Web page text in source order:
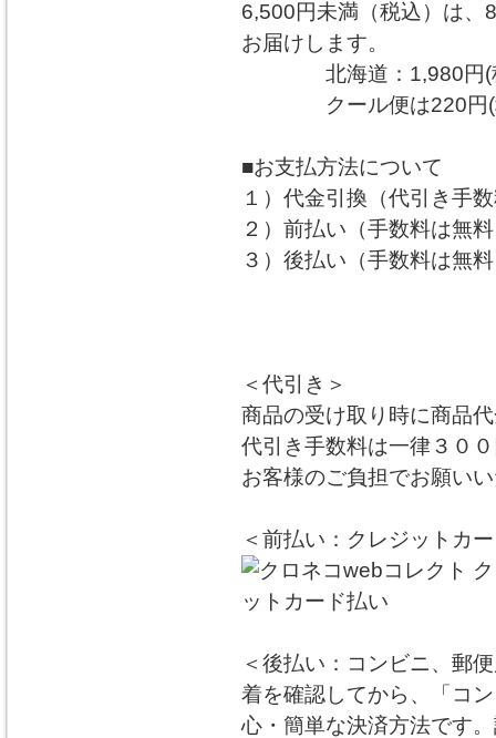
6,500円未満（税込）は、
お届けします。
北海道：1,980円(税
クール便は220円(税
■お支払方法について
１）代金引換（代引き手
２）前払い（手数料は無
３）後払い（手数料は無
＜代引き＞
商品の受け取り時に商品
代引き手数料は一律３０
お客様のご負担でお願い
＜前払い：クレジットカ
＜後払い：コンビニ、郵
着を確認してから、「コ
心・簡単な決済方法です